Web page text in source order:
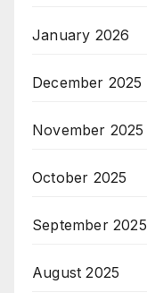
January 2026
December 2025
November 2025
October 2025
September 2025
August 2025